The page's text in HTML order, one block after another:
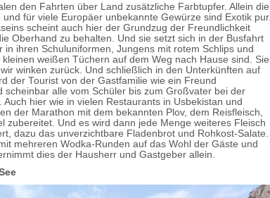
den Fahrten über Land zusätzliche Farbtupfer. Allein die
für viele Europäer unbekannte Gewürze sind Exotik pur.
scheint auch hier der Grundzug der Freundlichkeit
Oberhand zu behalten. Und sie setzt sich in der Busfahrt
ihren Schuluniformen, Jungens mit rotem Schlips und
weißen Tüchern auf dem Weg nach Hause sind. Sie
winken zurück. Und schließlich in den Unterkünften auf
der Tourist von der Gastfamilie wie ein Freund
scheinbar alle vom Schüler bis zum Großvater bei der
hier wie in vielen Restaurants in Usbekistan und
der Marathon mit dem bekannten Plov, dem Reisfleisch,
zubereitet. Und es wird dann jede Menge weiteres Fleisch
dazu das unverzichtbare Fladenbrot und Rohkost-Salate.
mehreren Wodka-Runden auf das Wohl der Gäste und
dies der Hausherr und Gastgeber allein.